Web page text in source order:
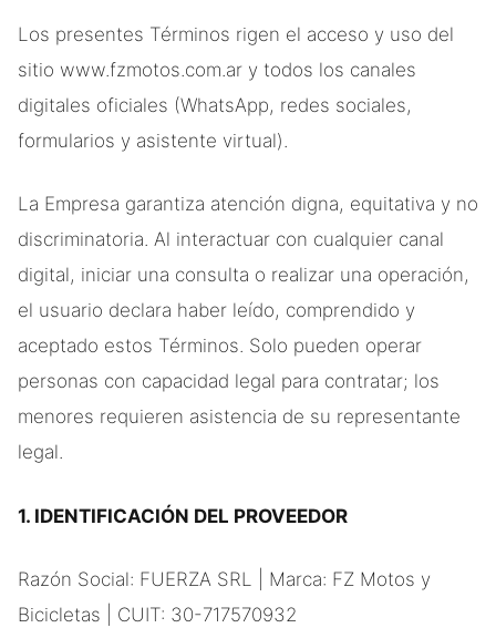
Los presentes Términos rigen el acceso y uso del
sitio www.fzmotos.com.ar y todos los canales
digitales oficiales (WhatsApp, redes sociales,
formularios y asistente virtual).
La Empresa garantiza atención digna, equitativa y no
discriminatoria. Al interactuar con cualquier canal
digital, iniciar una consulta o realizar una operación,
el usuario declara haber leído, comprendido y
aceptado estos Términos. Solo pueden operar
personas con capacidad legal para contratar; los
menores requieren asistencia de su representante
legal.
1. IDENTIFICACIÓN DEL PROVEEDOR
Razón Social: FUERZA SRL | Marca: FZ Motos y
Bicicletas | CUIT: 30-717570932